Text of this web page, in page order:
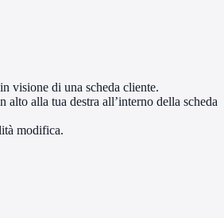
visione di una scheda cliente.
alla tua destra all’interno della scheda
modifica.